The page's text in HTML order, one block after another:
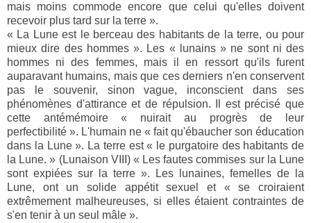
mais moins commode encore que celui qu'elles doivent
recevoir plus tard sur la terre ».
« La Lune est le berceau des habitants de la terre, ou pour
mieux dire des hommes ». Les « lunains » ne sont ni des
hommes ni des femmes, mais il en ressort qu'ils furent
auparavant humains, mais que ces derniers n'en conservent
pas le souvenir, sinon vague, inconscient dans ses
phénomènes d'attirance et de répulsion. Il est précisé que
cette antémémoire « nuirait au progrès de leur
perfectibilité ». L'humain ne « fait qu'ébaucher son éducation
dans la Lune ». La terre est « le purgatoire des habitants de
la Lune. » (Lunaison VIII) « Les fautes commises sur la Lune
sont expiées sur la terre ». Les lunaines, femelles de la
Lune, ont un solide appétit sexuel et « se croiraient
extrêmement malheureuses, si elles étaient contraintes de
s'en tenir à un seul mâle ».